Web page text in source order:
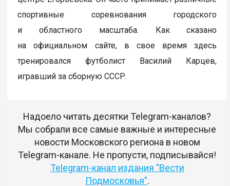
спортивные соревнования городского
и областного масштаба. Как сказано
на официальном сайте, в свое время здесь
тренировался футболист Василий Карцев,
игравший за сборную СССР.
Надоело читать десятки Telegram-каналов?
Мы собрали все самые важные и интересные
новости Московского региона в новом
Telegram-канале. Не пропусти, подписывайся!
Telegram-канал издания "Вести
Подмосковья".